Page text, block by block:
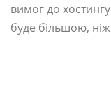
вимог до
буде більшою,